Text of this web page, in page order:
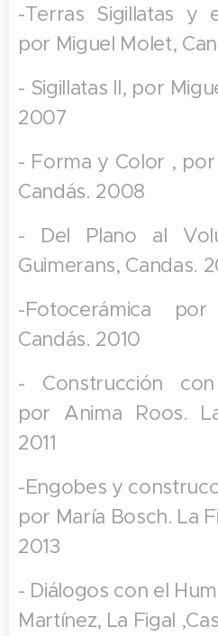
-Terras Sigillatas y
por Miguel Molet,
- Sigillatas II, por
2007
- Forma y Color ,
Candás. 2008
- Del Plano al
Guimerans, Candas.
-Fotocerámica
Candás. 2010
- Construcción con
por Anima Roos.
2011
-Engobes y
por María Bosch. La
2013
- Diálogos con el
Martínez, La Figal